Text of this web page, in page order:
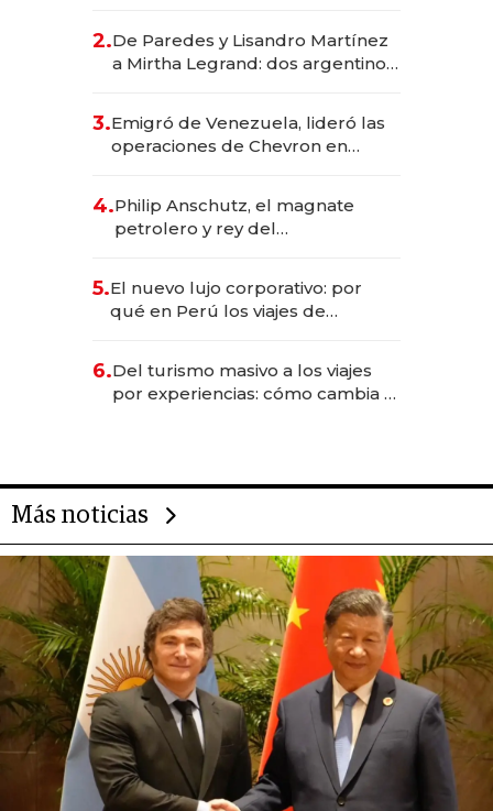
las marcas "fast premium"
2.De Paredes y Lisandro Martínez
a Mirtha Legrand: dos argentinos
3.Emigró de Venezuela, lideró las
operaciones de Chevron en
4.Philip Anschutz, el magnate
petrolero y rey del
Fénix
5.El nuevo lujo corporativo: por
qué en Perú los viajes de
transformadoras
6.Del turismo masivo a los viajes
por experiencias: cómo cambia el
Más noticias